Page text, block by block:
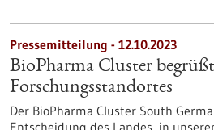
Pressemitteilung - 12.10.2023
BioPharma Cluster
Forschungsstandortes
Der BioPharma Cluster South
Entscheidung des Landes, in